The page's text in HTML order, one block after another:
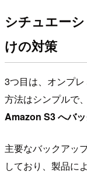
シチュエー
けの対策
3つ目は、オンプレ
方法はシンプルで、
Amazon S3 へバ
主要なバックアッ
しており、製品に